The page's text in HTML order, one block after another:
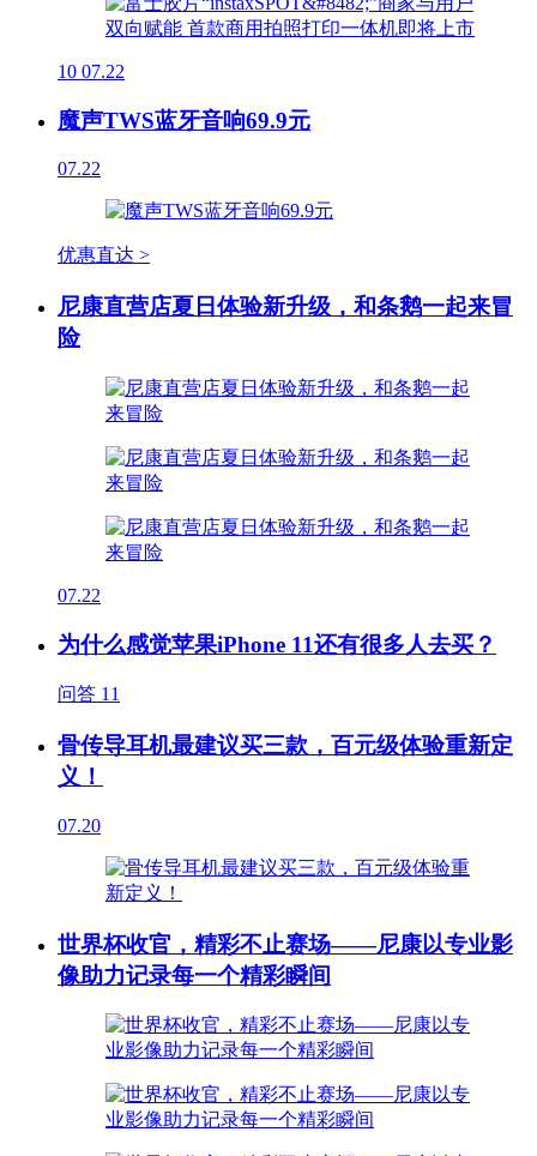
10 07.22
魔声TWS蓝牙音响69.9元
07.22
优惠直达 >
尼康直营店夏日体验新升级，和条鹅一起来冒
险
07.22
为什么感觉苹果iPhone 11还有很多人去买？
问答 11
骨传导耳机最建议买三款，百元级体验重新定
义！
07.20
世界杯收官，精彩不止赛场——尼康以专业影
像助力记录每一个精彩瞬间